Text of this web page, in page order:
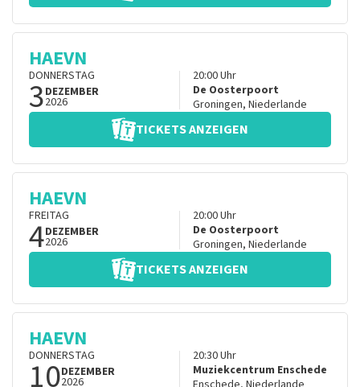
HAEVN
DONNERSTAG
3DEZEMBER
2026
20:00Uhr
De Oosterpoort
Groningen, Niederlande
TICKETS ANZEIGEN
HAEVN
FREITAG
4DEZEMBER
2026
20:00Uhr
De Oosterpoort
Groningen, Niederlande
TICKETS ANZEIGEN
HAEVN
DONNERSTAG
10DEZEMBER
2026
20:30Uhr
Muziekcentrum Enschede